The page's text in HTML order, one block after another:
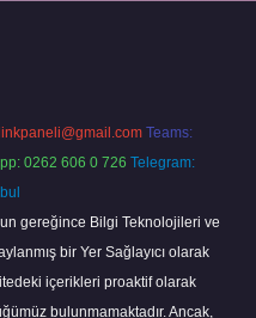
Teams:
0262 606 0 726 Telegram:
gereğince Bilgi Teknolojileri ve
bir Yer Sağlayıcı olarak
içerikleri proaktif olarak
bulunmamaktadır. Ancak,